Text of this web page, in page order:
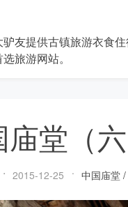
友提供古镇旅游衣食
旅游网站。
庙堂（
2015-12-25 中国庙堂 /